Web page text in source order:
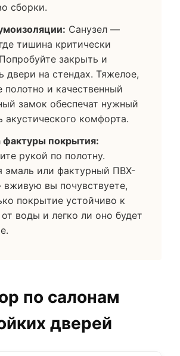
сборки.
Санузел —
тишина критически
закрыть и
двери на стендах. Тяжелое,
полотно и качественный
замок обеспечат нужный
акустического комфорта.
фактуры покрытия:
рукой по полотну.
эмаль или фактурный ПВХ-
вы почувствуете,
покрытие устойчиво к
воды и легко ли оно будет
по салонам
дверей